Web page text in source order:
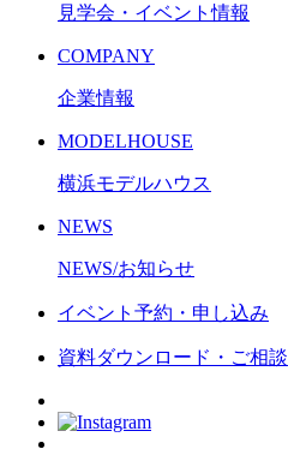
見学会・イベント情報
COMPANY
企業情報
MODELHOUSE
横浜モデルハウス
NEWS
NEWS/お知らせ
イベント予約・申し込み
資料ダウンロード・ご相談